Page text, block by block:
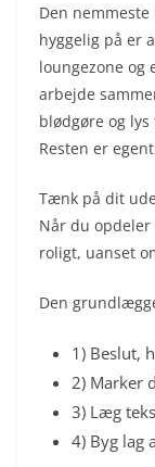
Den
hyggelig på er
loungezone og
arbejde
blødgøre og
Resten er
Tænk på dit
Når du
roligt, uanset
Den
1) Beslut,
2) Marker
3) Læg
4) Byg lag